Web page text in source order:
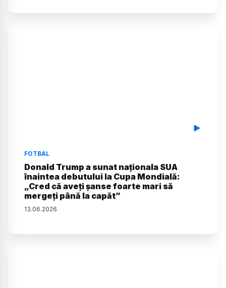
FOTBAL
Donald Trump a sunat naționala SUA
înaintea debutului la Cupa Mondială:
„Cred că aveți șanse foarte mari să
mergeți până la capăt”
13.06.2026